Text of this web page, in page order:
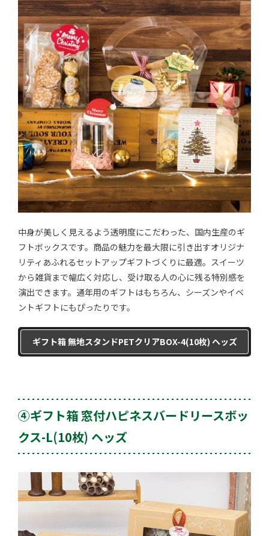
中身が美しく見えるよう透明度にこだわった、国内生産のギ
フトボックスです。商品の魅力を最大限に引き出すオリジナ
リティあふれるセットアップギフトづくりに最適。スイーツ
から雑貨まで幅広く対応し、受け取る人の心に残る特別感を
演出できます。通年用のギフトはもちろん、シーズンやイベ
ントギフトにもぴったりです。
ギフト箱 無地スタンドPETクリアBOX-4(10枚) ヘッズ
④ギフト箱 窓付ハピネスバードリースボッ
クス-L(10枚) ヘッズ